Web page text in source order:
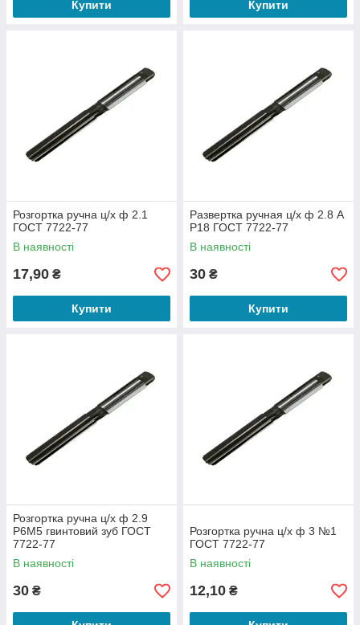
Купити Купити
Розгортка ручна ц/х ф 2.1
ГОСТ 7722-77
В наявності
17,90 ₴
Купити
Развертка ручная ц/х ф 2.8 А
Р18 ГОСТ 7722-77
В наявності
30 ₴
Купити
Розгортка ручна ц/х ф 2.9
Р6М5 гвинтовий зуб ГОСТ
7722-77
В наявності
30 ₴
Розгортка ручна ц/х ф 3 №1
ГОСТ 7722-77
В наявності
12,10 ₴